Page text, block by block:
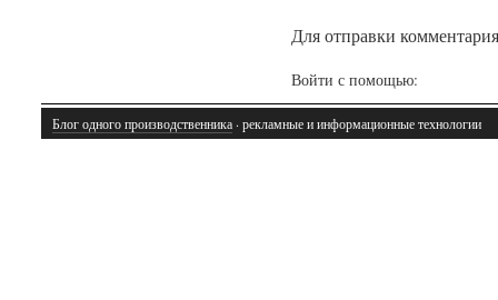
Для отправки
Войти с помощью:
Блог одного производственника · рекламные и информационные технологии